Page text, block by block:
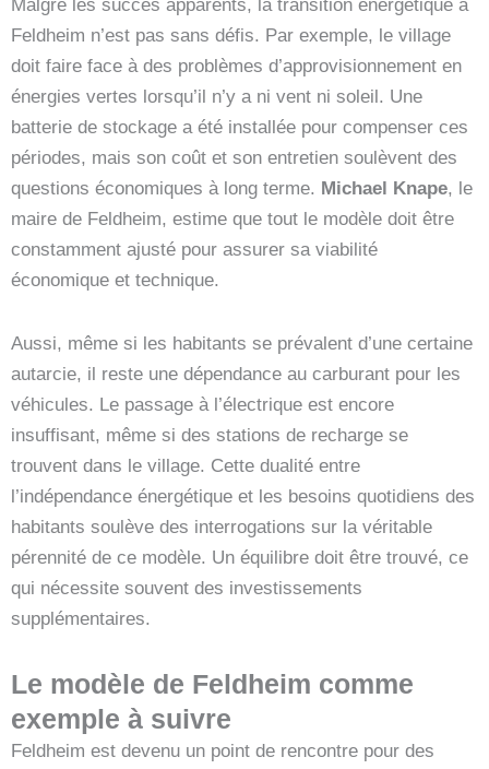
Malgré les succès apparents, la transition énergétique à
Feldheim n’est pas sans défis. Par exemple, le village
doit faire face à des problèmes d’approvisionnement en
énergies vertes lorsqu’il n’y a ni vent ni soleil. Une
batterie de stockage a été installée pour compenser ces
périodes, mais son coût et son entretien soulèvent des
questions économiques à long terme. Michael Knape, le
maire de Feldheim, estime que tout le modèle doit être
constamment ajusté pour assurer sa viabilité
économique et technique.
Aussi, même si les habitants se prévalent d’une certaine
autarcie, il reste une dépendance au carburant pour les
véhicules. Le passage à l’électrique est encore
insuffisant, même si des stations de recharge se
trouvent dans le village. Cette dualité entre
l’indépendance énergétique et les besoins quotidiens des
habitants soulève des interrogations sur la véritable
pérennité de ce modèle. Un équilibre doit être trouvé, ce
qui nécessite souvent des investissements
supplémentaires.
Le modèle de Feldheim comme
exemple à suivre
Feldheim est devenu un point de rencontre pour des